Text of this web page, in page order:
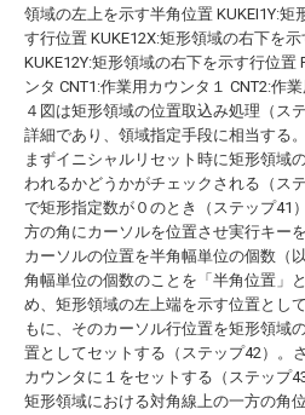
領域の左上を示す半角位置 KUKEI1Y:矩
す行位置 KUKE12X:矩形領域の右下を
KUKE12Y:矩形領域の右下を示す行位置
ンタ CNT1:作業用カウンタ１ CNT2:作
４図は矩形領域の位置取込み処理（ス
詳細であり、領域指定手段に相当する
まずイニシャルリセット時に矩形領域
われるかどうかがチェックされる（ス
で矩形指定数が０のとき（ステップ41
方の角にカーソルを位置させ実行キー
カーソルの位置を半角幅単位の個数（
角幅単位の個数のことを「半角位置」
め、矩形領域の左上端を示す位置とし
もに、そのカーソル行位置を矩形領域
置としてセットする（ステップ42）。
カウンタに１をセットする（ステップ
矩形領域における対角線上の一方の角